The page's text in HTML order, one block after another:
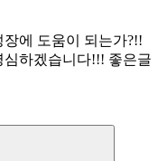
에 도움이 되는가?!!
하겠습니다!!! 좋은글